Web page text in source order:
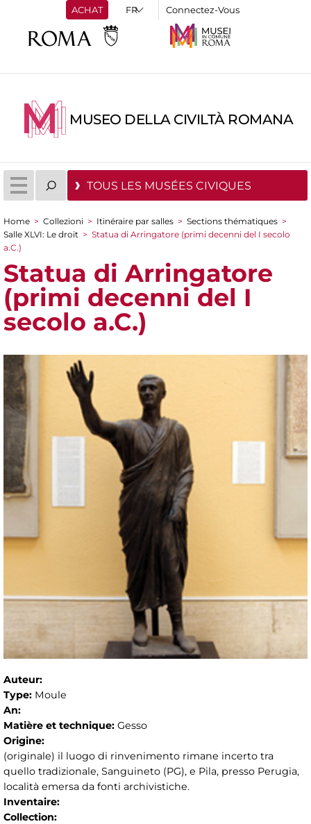
ACHAT Connectez-Vous
MUSEO DELLA CIVILTÀ ROMANA
TOUS LES MUSÉES CIVIQUES
You are here
Home > Collezioni > Itinéraire par salles > Sections thématiques >
Salle XLVI: Le droit > Statua di Arringatore (primi decenni del I secolo
a.C.)
Statua di Arringatore
(primi decenni del I
secolo a.C.)
Auteur:
Type: Moule
An:
Matière et technique: Gesso
Origine:
(originale) il luogo di rinvenimento rimane incerto tra
quello tradizionale, Sanguineto (PG), e Pila, presso Perugia,
località emersa da fonti archivistiche.
Inventaire:
Collection: